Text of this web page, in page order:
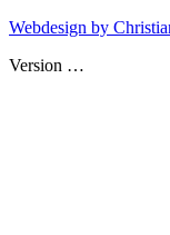
Webdesign by
Version …